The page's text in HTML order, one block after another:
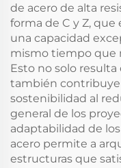
de acero de alta
forma de C y Z, que
una capacidad
mismo tiempo que
Esto no solo
también contribuye
sostenibilidad al
general de los
adaptabilidad de
acero permite a
estructuras que